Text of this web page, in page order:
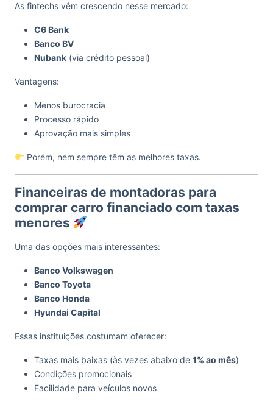
As fintechs vêm crescendo nesse mercado:
C6 Bank
Banco BV
Nubank (via crédito pessoal)
Vantagens:
Menos burocracia
Processo rápido
Aprovação mais simples
Porém, nem sempre têm as melhores taxas.
Financeiras de montadoras para
comprar carro financiado com taxas
menores
Uma das opções mais interessantes:
Banco Volkswagen
Banco Toyota
Banco Honda
Hyundai Capital
Essas instituições costumam oferecer:
Taxas mais baixas (às vezes abaixo de 1% ao mês)
Condições promocionais
Facilidade para veículos novos